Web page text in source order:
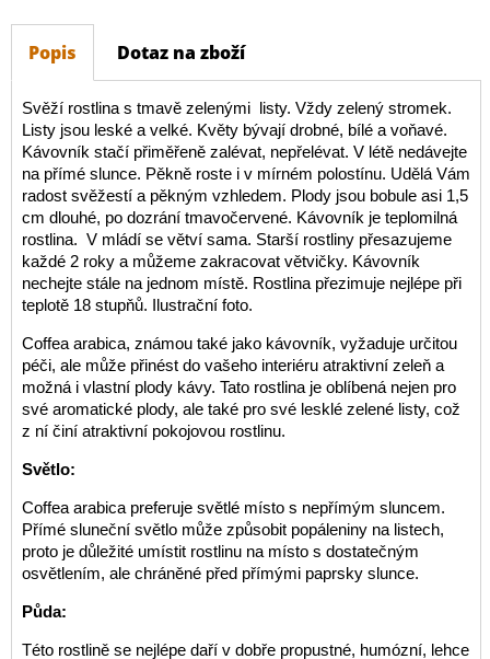
Popis Dotaz na zboží
Svěží rostlina s tmavě zelenými listy. Vždy zelený stromek.
Listy jsou leské a velké. Květy bývají drobné, bílé a voňavé.
Kávovník stačí přiměřeně zalévat, nepřelévat. V létě nedávejte
na přímé slunce. Pěkně roste i v mírném polostínu. Udělá Vám
radost svěžestí a pěkným vzhledem. Plody jsou bobule asi 1,5
cm dlouhé, po dozrání tmavočervené. Kávovník je teplomilná
rostlina. V mládí se větví sama. Starší rostliny přesazujeme
každé 2 roky a můžeme zakracovat větvičky. Kávovník
nechejte stále na jednom místě. Rostlina přezimuje nejlépe při
teplotě 18 stupňů. Ilustrační foto.
Coffea arabica, známou také jako kávovník, vyžaduje určitou
péči, ale může přinést do vašeho interiéru atraktivní zeleň a
možná i vlastní plody kávy. Tato rostlina je oblíbená nejen pro
své aromatické plody, ale také pro své lesklé zelené listy, což
z ní činí atraktivní pokojovou rostlinu.
Světlo:
Coffea arabica preferuje světlé místo s nepřímým sluncem.
Přímé sluneční světlo může způsobit popáleniny na listech,
proto je důležité umístit rostlinu na místo s dostatečným
osvětlením, ale chráněné před přímými paprsky slunce.
Půda:
Této rostlině se nejlépe daří v dobře propustné, humózní, lehce